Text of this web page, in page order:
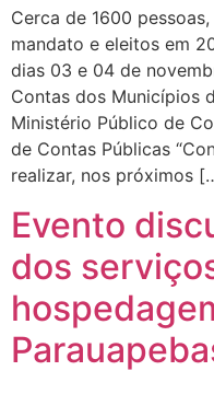
Cerca de 1600
mandato e eleitos em
dias 03 e 04 de
Contas dos Municípios
Ministério Público de
de Contas Públicas
realizar, nos próximos
Evento
dos